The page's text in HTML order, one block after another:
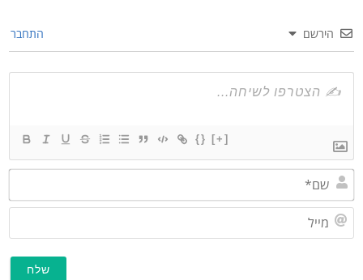
הירשם התחבר
{}